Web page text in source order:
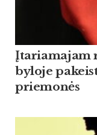
Įtariamajam
byloje
priemonės